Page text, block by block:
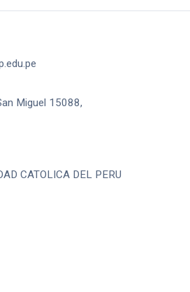
Miguel 15088,
CATOLICA DEL PERU